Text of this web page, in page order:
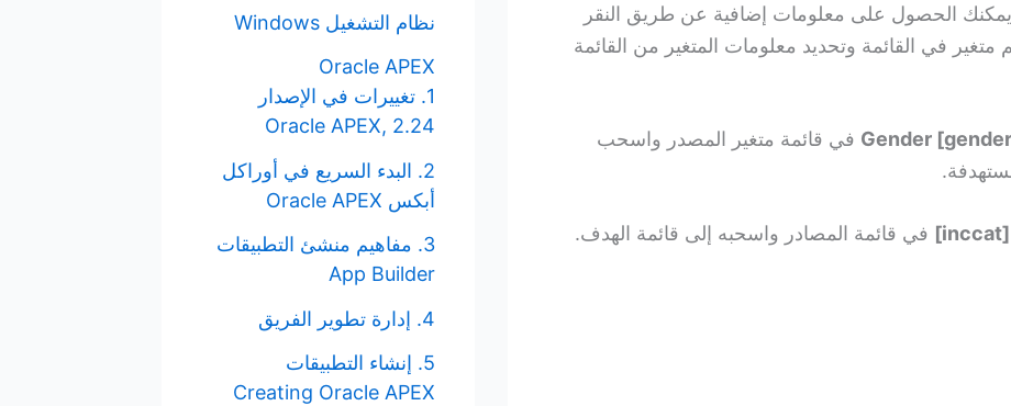
الحصول على معلومات إضافية عن طريق النقر
في القائمة وتحديد معلومات المتغير من القائمة
في قائمة متغير المصدر واسحب
[inccat] في قائمة المصادر واسحبه إلى قائمة الهدف.
نظام التشغيل Windows
Oracle APEX
1. تغييرات في الإصدار
Oracle APEX, 2.24
2. البدء السريع في أوراكل
أبكس Oracle APEX
3. مفاهيم منشئ التطبيقات
App Builder
4. إدارة تطوير الفريق
5. إنشاء التطبيقات
Creating Oracle APEX